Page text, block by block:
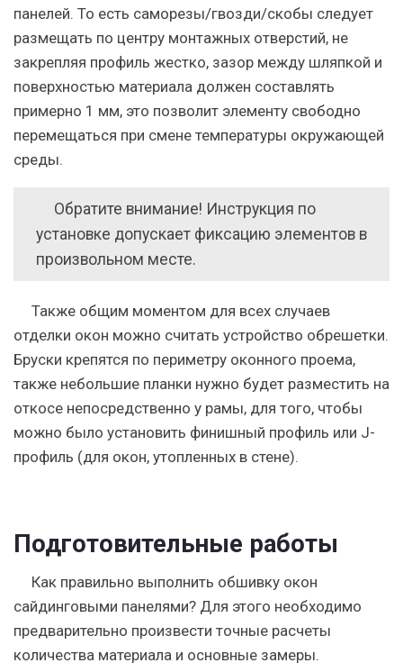
панелей. То есть саморезы/гвозди/скобы следует
размещать по центру монтажных отверстий, не
закрепляя профиль жестко, зазор между шляпкой и
поверхностью материала должен составлять
примерно 1 мм, это позволит элементу свободно
перемещаться при смене температуры окружающей
среды.
Обратите внимание! Инструкция по
установке допускает фиксацию элементов в
произвольном месте.
Также общим моментом для всех случаев
отделки окон можно считать устройство обрешетки.
Бруски крепятся по периметру оконного проема,
также небольшие планки нужно будет разместить на
откосе непосредственно у рамы, для того, чтобы
можно было установить финишный профиль или J-
профиль (для окон, утопленных в стене).
Подготовительные работы
Как правильно выполнить обшивку окон
сайдинговыми панелями? Для этого необходимо
предварительно произвести точные расчеты
количества материала и основные замеры.